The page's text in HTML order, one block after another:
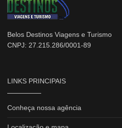
Belos Destinos Viagens e Turismo
CNPJ: 27.215.286/0001-89
LINKS PRINCIPAIS
Conheça nossa agência